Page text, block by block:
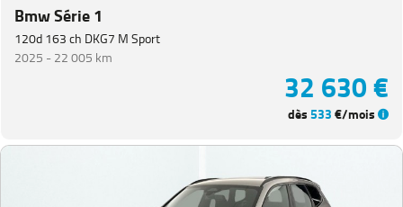
Bmw Série 1
120d 163 ch DKG7 M Sport
2025 -22 005 km
32 630 €
dès533€/mois